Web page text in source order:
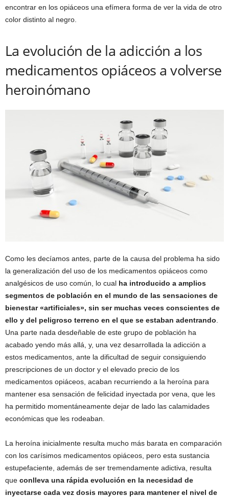
encontrar en los opiáceos una efímera forma de ver la vida de otro
color distinto al negro.
La evolución de la adicción a los
medicamentos opiáceos a volverse
heroinómano
Como les decíamos antes, parte de la causa del problema ha sido
la generalización del uso de los medicamentos opiáceos como
analgésicos de uso común, lo cual ha introducido a amplios
segmentos de población en el mundo de las sensaciones de
bienestar «artificiales», sin ser muchas veces conscientes de
ello y del peligroso terreno en el que se estaban adentrando
Una parte nada desdeñable de este grupo de población ha
acabado yendo más allá, y, una vez desarrollada la adicción a
estos medicamentos, ante la dificultad de seguir consiguiendo
prescripciones de un doctor y el elevado precio de los
medicamentos opiáceos, acaban recurriendo a la heroína para
mantener esa sensación de felicidad inyectada por vena, que les
ha permitido momentáneamente dejar de lado las calamidades
económicas que les rodeaban.
La heroína inicialmente resulta mucho más barata en comparación
con los carísimos medicamentos opiáceos, pero esta sustancia
estupefaciente, además de ser tremendamente adictiva, resulta
que conlleva una rápida evolución en la necesidad de
inyectarse cada vez dosis mayores para mantener el nivel de